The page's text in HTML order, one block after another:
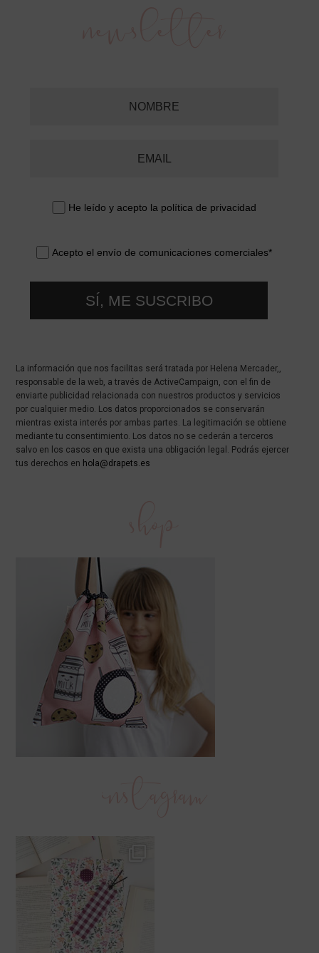
He leído y acepto la política de privacidad
Acepto el envío de comunicaciones comerciales*
SÍ, ME SUSCRIBO
La información que nos facilitas será tratada por Helena Mercader,,
responsable de la web, a través de ActiveCampaign, con el fin de
enviarte publicidad relacionada con nuestros productos y servicios
por cualquier medio. Los datos proporcionados se conservarán
mientras exista interés por ambas partes. La legitimación se obtiene
mediante tu consentimiento. Los datos no se cederán a terceros
salvo en los casos en que exista una obligación legal. Podrás ejercer
tus derechos en hola@drapets.es